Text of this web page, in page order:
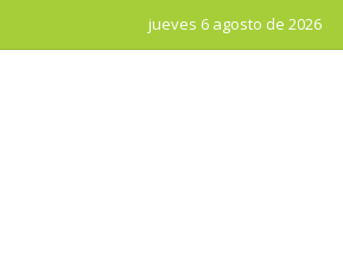
jueves 6 agosto de 2026